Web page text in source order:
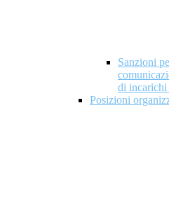
Sanzioni
di
Posizioni